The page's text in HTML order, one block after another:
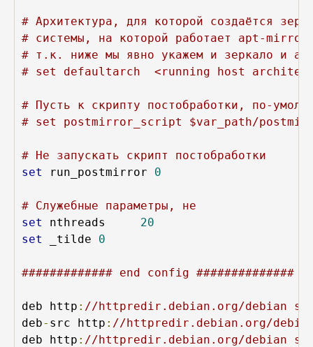
# Архитектура, для которой создаётся
# системы, на которой работает apt-
# т.к. ниже мы явно укажем и зеркало и
# set defaultarch  <running host
# Пусть к скрипту постобработки, по-
# set postmirror_script $var_path/
# Не запускать скрипт постобработки
set
run_postmirror 0
# Служебные параметры, не
set
nthreads 20
set
_tilde 0
############# end config ##############
deb http : //httpredir.debian.org/debian
deb- src http : //httpredir.debian.org/
deb http : //httpredir.debian.org/debian